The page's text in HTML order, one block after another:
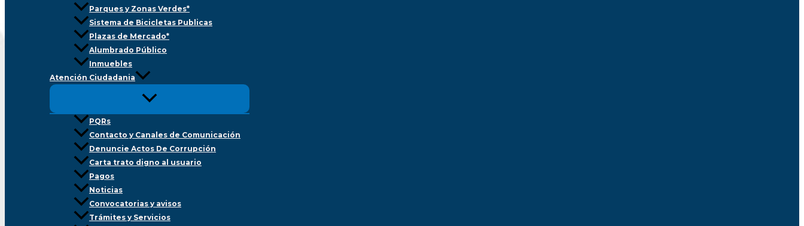
Parques y Zonas Verdes*
Sistema de Bicicletas Publicas
Plazas de Mercado*
Alumbrado Público
Inmuebles
Atención Ciudadania
PQRs
Contacto y Canales de Comunicación
Denuncie Actos De Corrupción
Carta trato digno al usuario
Pagos
Noticias
Convocatorias y avisos
Trámites y Servicios